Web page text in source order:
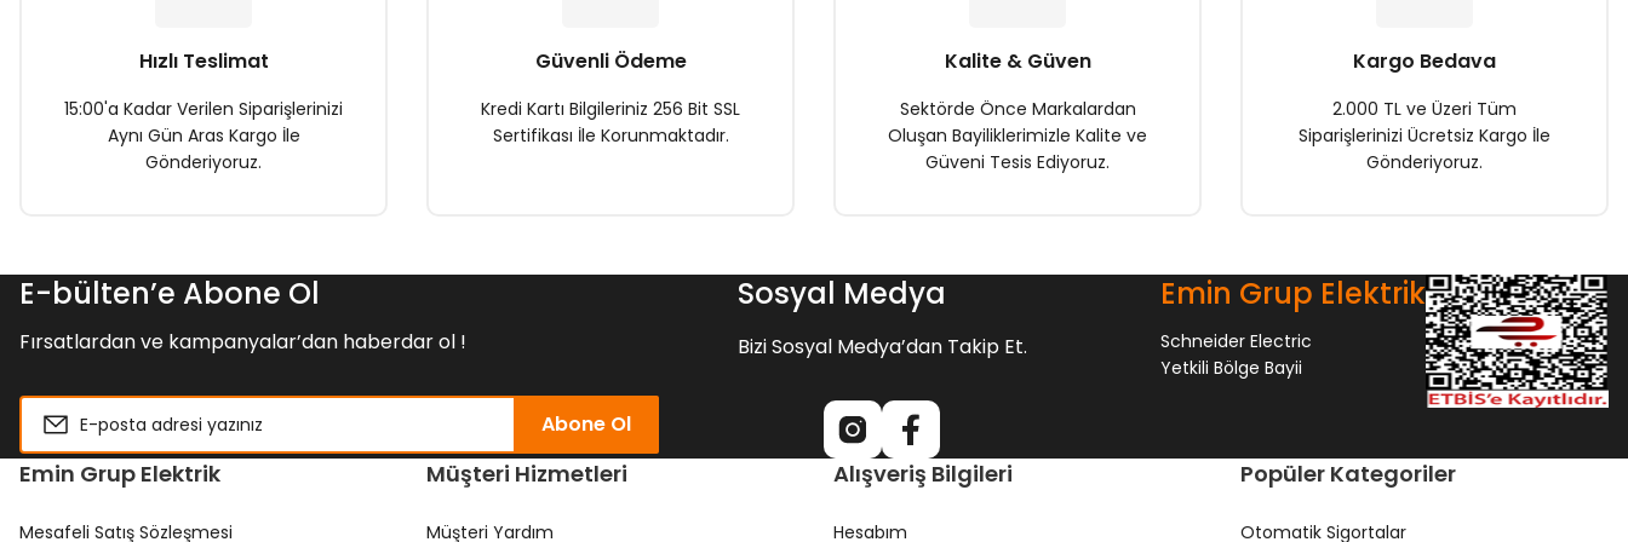
Hızlı Teslimat
15:00'a Kadar Verilen Siparişlerinizi
Aynı Gün Aras Kargo İle
Gönderiyoruz.
Güvenli Ödeme
Kredi Kartı Bilgileriniz 256 Bit SSL
Sertifikası İle Korunmaktadır.
Kalite & Güven
Sektörde Önce Markalardan
Oluşan Bayiliklerimizle Kalite ve
Güveni Tesis Ediyoruz.
Kargo Bedava
2.000 TL ve Üzeri Tüm
Siparişlerinizi Ücretsiz Kargo İle
Gönderiyoruz.
E-bülten’e Abone Ol
Fırsatlardan ve kampanyalar’dan haberdar ol !
Abone Ol
Sosyal Medya
Bizi Sosyal Medya’dan Takip Et.
Emin Grup Elektrik
Schneider Electric
Yetkili Bölge Bayii
Emin Grup Elektrik
Mesafeli Satış Sözleşmesi
Müşteri Hizmetleri
Müşteri Yardım
Alışveriş Bilgileri
Hesabım
Popüler Kategoriler
Otomatik Sigortalar